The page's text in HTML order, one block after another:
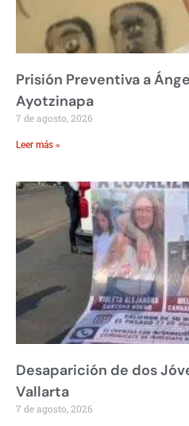
Prisión Preventiva a
Ayotzinapa
7 de agosto, 2026
Leer más »
Desaparición de dos
Vallarta
7 de agosto, 2026